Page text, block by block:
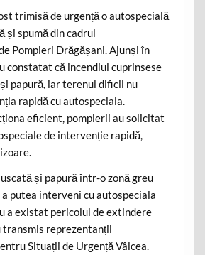
trimisă de urgență o autospecială
și spumă din cadrul
Pompieri Drăgășani. Ajunși în
constatat că incendiul cuprinsese
papură, iar terenul dificil nu
rapidă cu autospeciala.
eficient, pompierii au solicitat
de intervenție rapidă,
și papură într-o zonă greu
putea interveni cu autospeciala
a existat pericolul de extindere
transmis reprezentanții
Situații de Urgență Vâlcea.